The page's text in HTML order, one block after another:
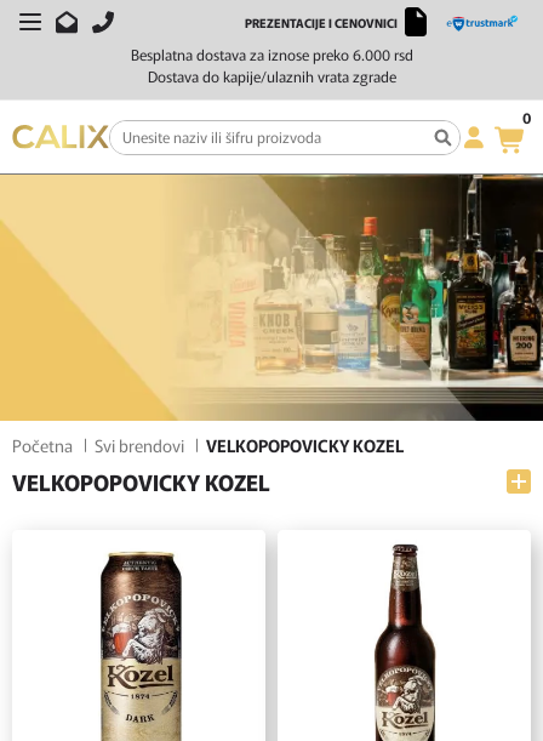
Besplatna dostava za iznose preko 6.000 rsd
Dostava do kapije/ulaznih vrata zgrade
PREZENTACIJE I CENOVNICI
0
Početna Svi brendovi VELKOPOPOVICKY KOZEL
VELKOPOPOVICKY KOZEL
FILTERI
SORTIRAJ